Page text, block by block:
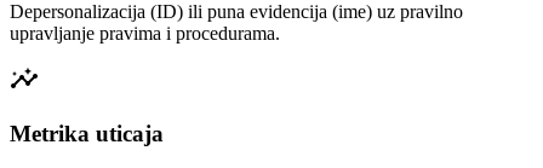
Depersonalizacija (ID) ili puna evidencija (ime) uz pravilno
upravljanje pravima i procedurama.
insights
Metrika uticaja